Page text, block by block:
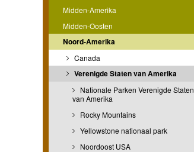
Midden-Amerika
Midden-Oosten
Noord-Amerika
Canada
Verenigde Staten van Amerika
Nationale Parken Verenigde Staten
van Amerika
Rocky Mountains
Yellowstone nationaal park
Noordoost USA